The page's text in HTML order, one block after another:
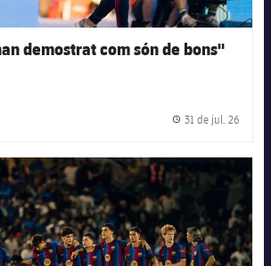
demostrat com són de bons"
Data
31 de jul. 26
FC Barcelona club badge